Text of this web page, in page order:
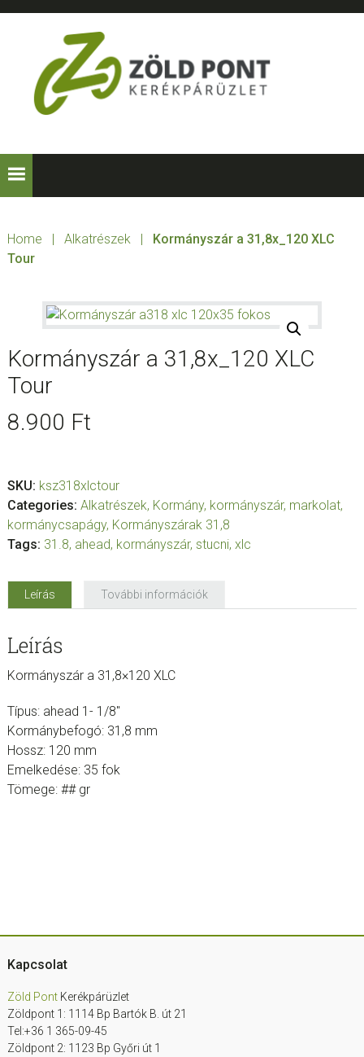
Skip
navigation
Skip
content
Skip
ZÖLD
PONT
Home | Alkatrészek |
Kormányszár a 31,8x_120 XLC
Tour
Kormányszár a 31,8x_120 XLC
Tour
8.900 Ft
SKU: ksz318xlctour
Categories: Alkatrészek, Kormány, kormányszár, markolat,
kormánycsapágy, Kormányszárak 31,8
Tags: 31.8, ahead, kormányszár, stucni, xlc
Leírás További információk
Leírás
Kormányszár a 31,8×120 XLC
Típus: ahead 1- 1/8″
Kormánybefogó: 31,8 mm
Hossz: 120 mm
Emelkedése: 35 fok
Tömege: ## gr
Footer
Kapcsolat
Zöld PontKerékpárüzlet
Zöldpont 1: 1114 Bp Bartók B. út 21
Tel:+36 1 365-09-45
Zöldpont 2: 1123 Bp Győri út 1